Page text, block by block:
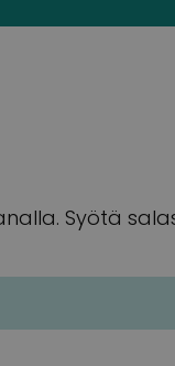
Syötä